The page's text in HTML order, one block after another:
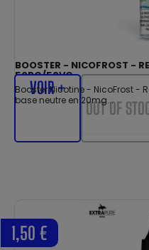
BOOSTER - NICOFROST -
50PG/50VG
Booster Nicotine - NicoFrost -
base neutre en 20mg...
VOIR +
OUT OF
1,50 €